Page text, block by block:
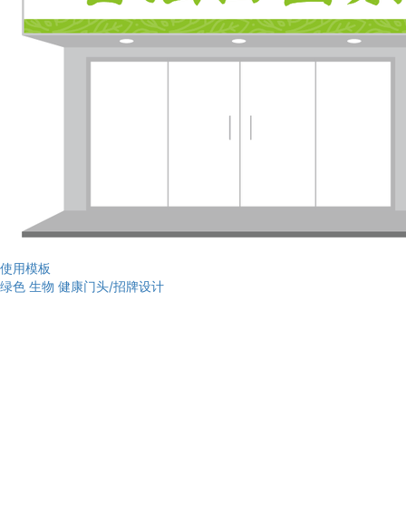
使用模板
绿色 生物 健康门头/招牌设计